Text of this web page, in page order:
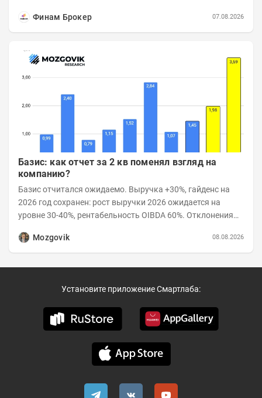
Финам Брокер
07.08.2026
Базис: как отчет за 2 кв поменял взгляд на
компанию?
Базис отчитался ожидаемо. Выручка +30%, гайденс на
2026 год сохранен: рост выручки 2026 ожидается на
уровне 30-40%, рентабельность OIBDA 60%. Отклонения
Mozgovik
08.08.2026
Установите приложение Смартлаба: